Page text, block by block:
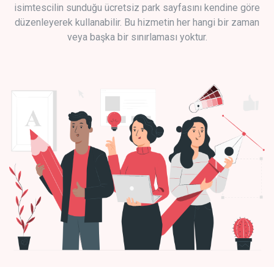
isimtescilin sunduğu ücretsiz park sayfasını kendine göre
düzenleyerek kullanabilir. Bu hizmetin her hangi bir zaman
veya başka bir sınırlaması yoktur.